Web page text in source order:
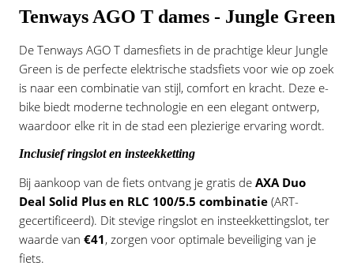
Tenways AGO T dames - Jungle Green
De Tenways AGO T damesfiets in de prachtige kleur Jungle
Green is de perfecte elektrische stadsfiets voor wie op zoek
is naar een combinatie van stijl, comfort en kracht. Deze e-
bike biedt moderne technologie en een elegant ontwerp,
waardoor elke rit in de stad een plezierige ervaring wordt.
Inclusief ringslot en insteekketting
Bij aankoop van de fiets ontvang je gratis de AXA Duo
Deal Solid Plus en RLC 100/5.5 combinatie (ART-
gecertificeerd). Dit stevige ringslot en insteekkettingslot, ter
waarde van €41, zorgen voor optimale beveiliging van je
fiets.